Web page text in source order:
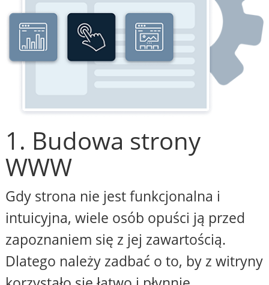
1. Budowa strony
WWW
Gdy strona nie jest funkcjonalna i
intuicyjna, wiele osób opuści ją przed
zapoznaniem się z jej zawartością.
Dlatego należy zadbać o to, by z witryny